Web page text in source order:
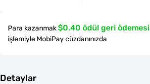
Para kazanmak$0.40 ödül geri ödemesi
işlemiyle MobiPay cüzdanınızda
Detaylar